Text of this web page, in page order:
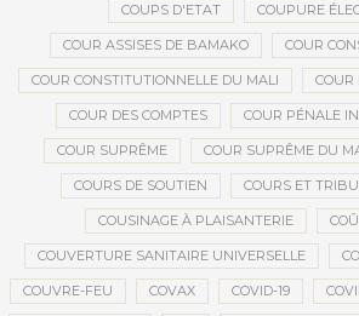
COUPS D'ETAT COUPURE
COUR ASSISES DE BAMAKO COUR
COUR CONSTITUTIONNELLE DU MALI COUR
COUR DES COMPTES COUR PÉNALE
COUR SUPRÊME COUR SUPRÊME DU
COURS DE SOUTIEN COURS ET
COUSINAGE À PLAISANTERIE
COUVERTURE SANITAIRE UNIVERSELLE
COUVRE-FEU COVAX COVID-19